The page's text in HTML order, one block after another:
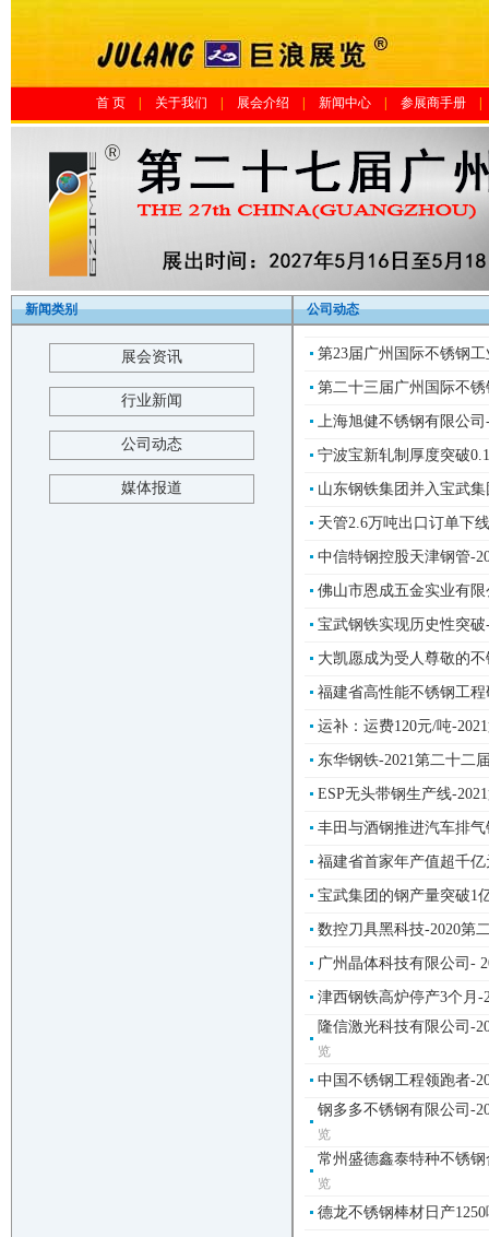
首 页 关于我们 展会介绍 新闻中心 参展商手册|
新闻类别
展会资讯
行业新闻
公司动态
媒体报道
公司动态
第23届广州国际不锈钢
第二十三届广州国际不
上海旭健不锈钢有限公
宁波宝新轧制厚度突破
山东钢铁集团并入宝武
天管2.6万吨出口订单下
中信特钢控股天津钢管-
佛山市恩成五金实业有
宝武钢铁实现历史性突
大凯愿成为受人尊敬的
福建省高性能不锈钢工
运补：运费120元/吨-
东华钢铁-2021第二十二
ESP无头带钢生产线-
丰田与酒钢推进汽车排
福建省首家年产值超千
宝武集团的钢产量突破1
数控刀具黑科技-2020第
广州晶体科技有限公司-
津西钢铁高炉停产3个月-
隆信激光科技有限公司-
览
中国不锈钢工程领跑者-
钢多多不锈钢有限公司-
览
常州盛德鑫泰特种不锈
览
德龙不锈钢棒材日产